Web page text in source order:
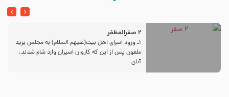
2 صفرالمظفر
1ـ ورود اسراى اهل بیت‌(علیهم السلام) به مجلس یزید
ملعون پس از این كه كاروان اسیران وارد شام شدند،
آنان